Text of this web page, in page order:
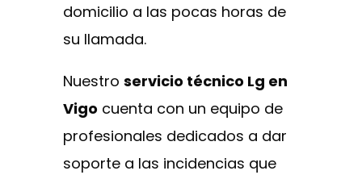
domicilio a las pocas horas de
su llamada.
Nuestro servicio técnico Lg en
Vigo cuenta con un equipo de
profesionales dedicados a dar
soporte a las incidencias que